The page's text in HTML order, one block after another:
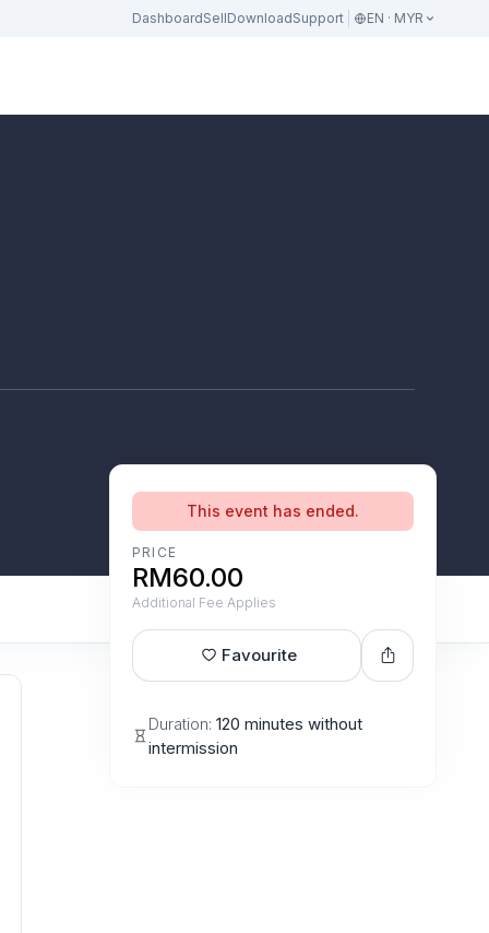
DashboardSellDownloadSupport EN · MYR
This event has ended.
PRICE
RM60.00
Additional Fee Applies
Favourite
Duration: 120 minutes without
intermission